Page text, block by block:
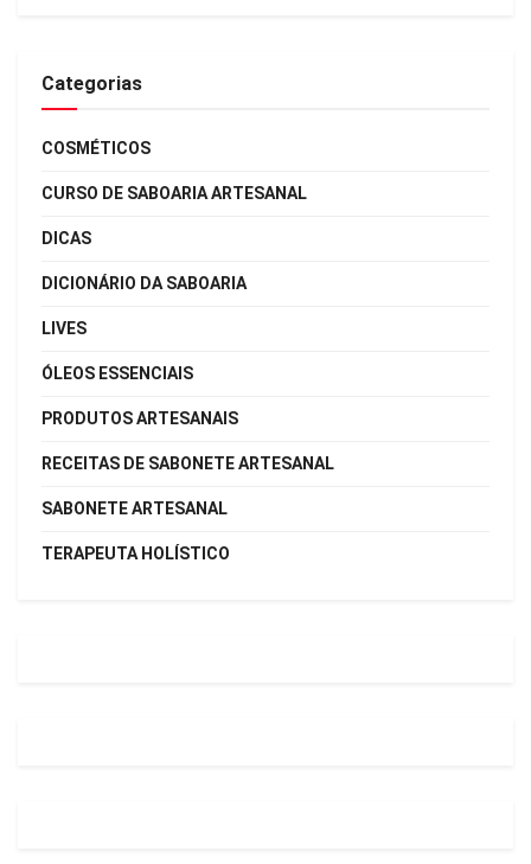
Categorias
COSMÉTICOS
CURSO DE SABOARIA ARTESANAL
DICAS
DICIONÁRIO DA SABOARIA
LIVES
ÓLEOS ESSENCIAIS
PRODUTOS ARTESANAIS
RECEITAS DE SABONETE ARTESANAL
SABONETE ARTESANAL
TERAPEUTA HOLÍSTICO